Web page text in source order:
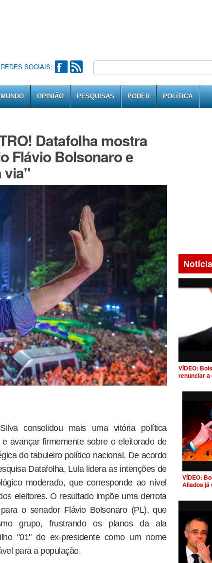
REDES SOCIAIS:
MUNDO OPINIÃO PESQUISAS PODER POLÍTICA
Datafolha mostra
Flávio Bolsonaro e
via"
consolidou mais uma vitória política
avançar firmemente sobre o eleitorado de
do tabuleiro político nacional. De acordo
Datafolha, Lula lidera as intenções de
moderado, que corresponde ao nível
eleitores. O resultado impõe uma derrota
o senador Flávio Bolsonaro (PL), que
grupo, frustrando os planos da ala
"01" do ex-presidente como um nome
para a população.
VÍDEO:
renunciar a
VÍDEO:
Aliados já